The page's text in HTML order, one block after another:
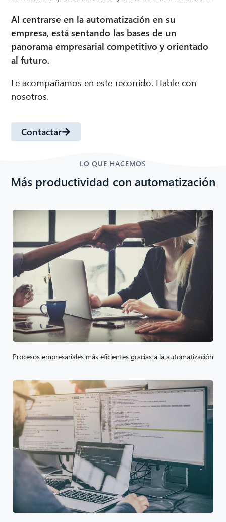
Al centrarse en la automatización en su
empresa, está sentando las bases de un
panorama empresarial competitivo y orientado
al futuro.
Le acompañamos en este recorrido. Hable con
nosotros.
Contactar
LO QUE HACEMOS
Más productividad con automatización
Procesos empresariales más eficientes gracias a la automatización